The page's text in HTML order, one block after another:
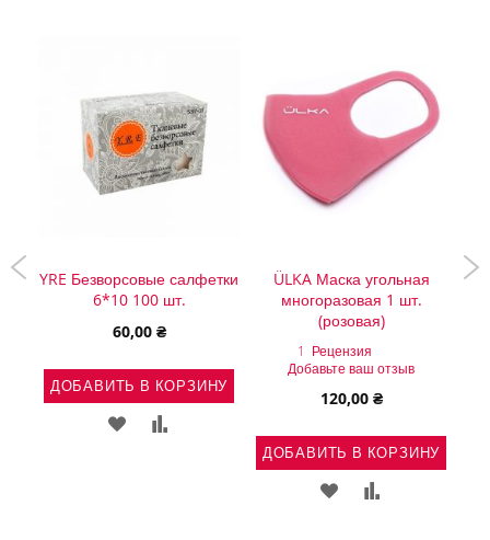
YRE Безворсовые салфетки
6*10 100 шт.
60,00 ₴
ДОБАВИТЬ В КОРЗИНУ
ДОБАВИТЬ
ÜLKA Маска угольная
многоразовая 1 шт.
(розовая)
1 Рецензия
Добавьте ваш отзыв
120,00 ₴
ДОБАВИТЬ В КОРЗИНУ
ДОБАВИТЬ